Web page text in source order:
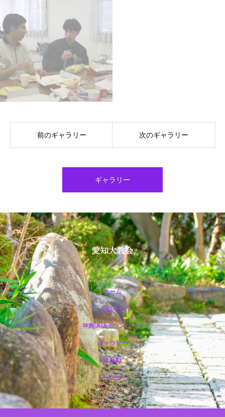
前のギャラリー 次のギャラリー
ギャラリー
ホーム
お知らせ
神殿講話ダウンロード
ギャラリー
会活動
アクセス